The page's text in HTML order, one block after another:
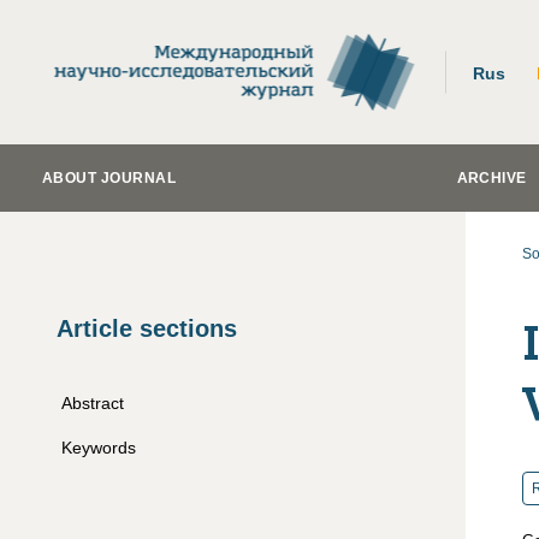
Rus
ABOUT JOURNAL ARCHIVE
Article sections
Abstract
Keywords